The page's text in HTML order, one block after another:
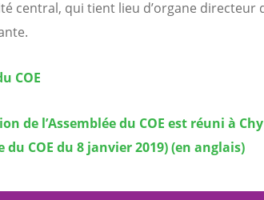
central, qui tient lieu d’organe directeur
COE
de l’Assemblée du COE est réuni à
COE du 8 janvier 2019) (en anglais)